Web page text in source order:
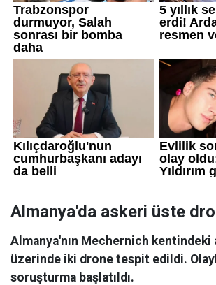
Almanya'da askeri üste
Almanya'nın Mechernich kentindeki
üzerinde iki drone tespit edildi.
soruşturma başlatıldı.